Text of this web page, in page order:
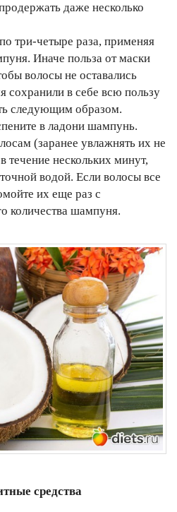
даже несколько
три-четыре раза, применяя
Иначе польза от маски
волосы не оставались
в себе всю пользу
следующим образом.
в ладони шампунь.
(заранее увлажнять их не
течение нескольких минут,
водой. Если волосы все
их еще раз с
количества шампуня.
средства